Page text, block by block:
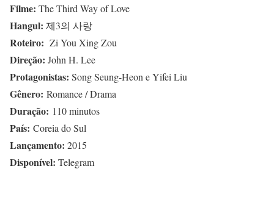
Filme: The Third Way of Love
Hangul: 제3의 사랑
Roteiro: Zi You Xing Zou
Direção: John H. Lee
Protagonistas: Song Seung-Heon e Yifei Liu
Gênero: Romance / Drama
Duração: 110 minutos
País: Coreia do Sul
Lançamento: 2015
Disponível: Telegram